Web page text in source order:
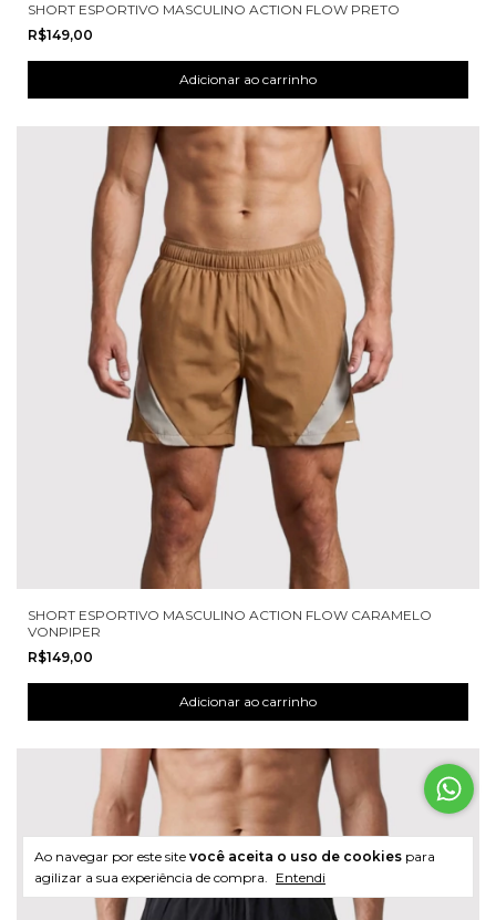
Ao navegar por este site você aceita o uso de cookies para
agilizar a sua experiência de compra. Entendi
SHORT ESPORTIVO MASCULINO ACTION FLOW PRETO
R$149,00
SHORT ESPORTIVO MASCULINO ACTION FLOW CARAMELO
VONPIPER
R$149,00